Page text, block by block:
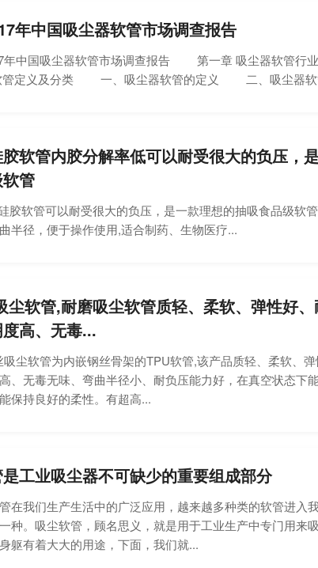
年中国吸尘器软管市场调查报告
年中国吸尘器软管市场调查报告 第一章 吸尘器软管
管定义及分类 一、吸尘器软管的定义 二、吸尘器软
软管内胶分解率低可以耐受很大的负压，
管
软管可以耐受很大的负压，是一款理想的抽吸食品级软
半径，便于操作使用,适合制药、生物医疗...
尘软管,耐磨吸尘软管质轻、柔软、弹性好
高、无毒...
软管为内嵌钢丝骨架的TPU软管,该产品质轻、柔软、弹
、无毒无味、弯曲半径小、耐负压能力好，在真空状态下
保持良好的柔性。有超高...
工业吸尘器不可缺少的重要组成部分
我们生产生活中的广泛应用，越来越多种类的软管进入
种。吸尘软管，顾名思义，就是用于工业生产中专门用来
躯有着大大的用途，下面，我们就...